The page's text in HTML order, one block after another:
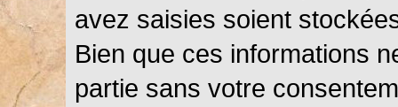
avez saisies soient
Bien que ces informations
partie sans votre